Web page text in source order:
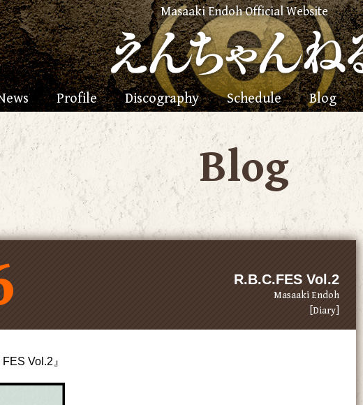
Masaaki Endoh Official Website
Profile Discography Schedule Blog
Blog
R.B.C.FES Vol.2
Masaaki Endoh
[Diary]
Vol.2』